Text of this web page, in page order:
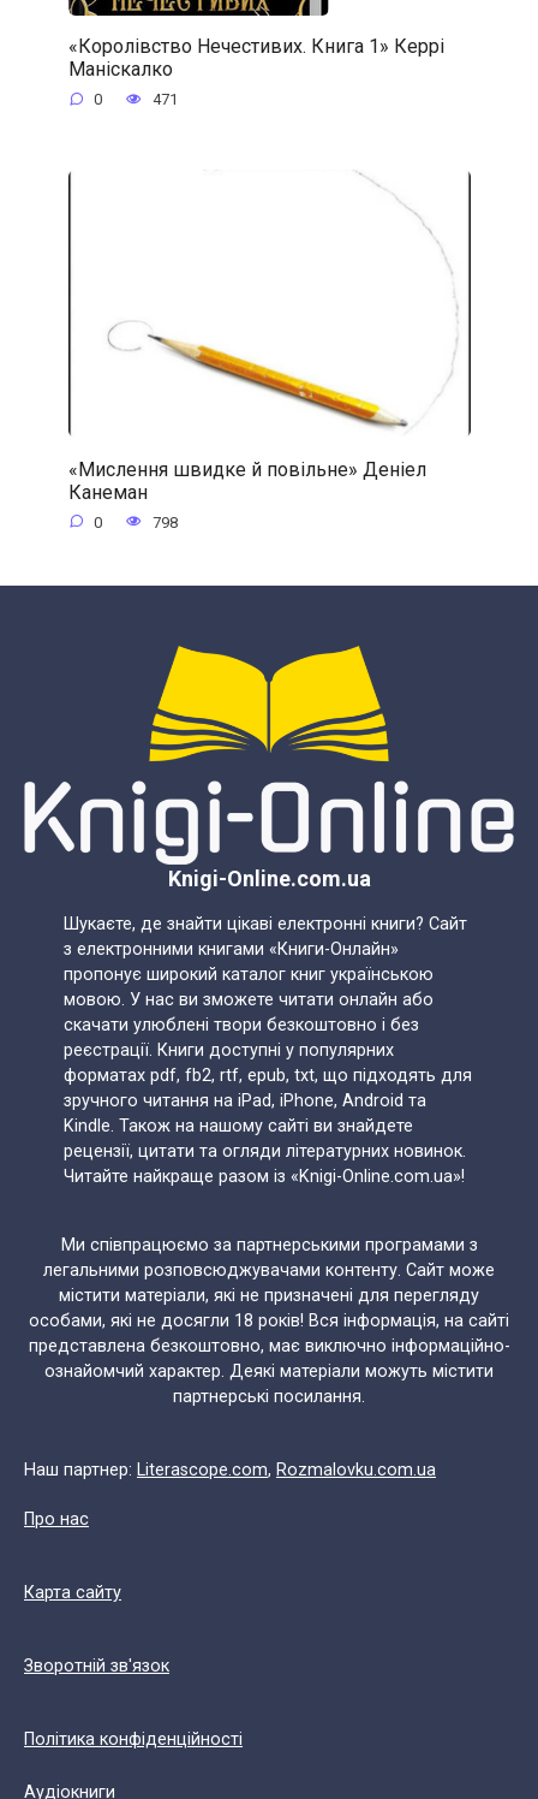
«Королівство Нечестивих. Книга 1» Керрі
Маніскалко
0 471
«Мислення швидке й повільне» Деніел
Канеман
0 798
Knigi-Online.com.ua
Шукаєте, де знайти цікаві електронні книги? Сайт
з електронними книгами «Книги-Онлайн»
пропонує широкий каталог книг українською
мовою. У нас ви зможете читати онлайн або
скачати улюблені твори безкоштовно і без
реєстрації. Книги доступні у популярних
форматах pdf, fb2, rtf, epub, txt, що підходять для
зручного читання на iPad, iPhone, Android та
Kindle. Також на нашому сайті ви знайдете
рецензії, цитати та огляди літературних новинок.
Читайте найкраще разом із «Knigi-Online.com.ua»!
Ми співпрацюємо за партнерськими програмами з
легальними розповсюджувачами контенту. Сайт може
містити матеріали, які не призначені для перегляду
особами, які не досягли 18 років! Вся інформація, на сайті
представлена безкоштовно, має виключно інформаційно-
ознайомчий характер. Деякі матеріали можуть містити
партнерські посилання.
Наш партнер: Literascope.com, Rozmalovku.com.ua
Про нас
Карта сайту
Зворотній зв'язок
Політика конфіденційності
Аудіокниги